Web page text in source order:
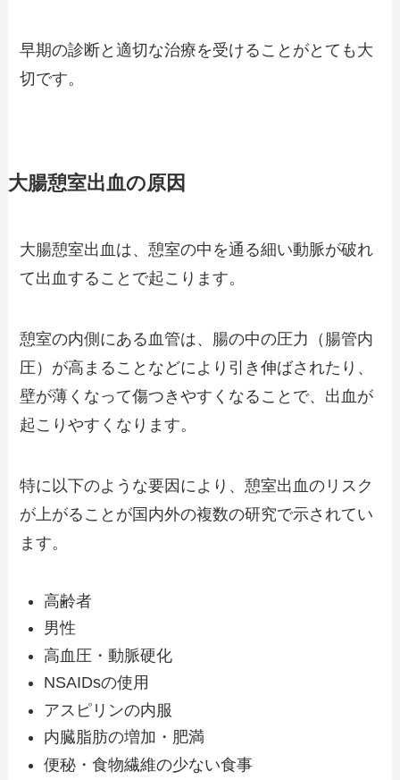
早期の診断と適切な治療を受けることがとても大
切です。
大腸憩室出血の原因
大腸憩室出血は、憩室の中を通る細い動脈が破れ
て出血することで起こります。
憩室の内側にある血管は、腸の中の圧力（腸管内
圧）が高まることなどにより引き伸ばされたり、
壁が薄くなって傷つきやすくなることで、出血が
起こりやすくなります。
特に以下のような要因により、憩室出血のリスク
が上がることが国内外の複数の研究で示されてい
ます。
高齢者
男性
高血圧・動脈硬化
NSAIDsの使用
アスピリンの内服
内臓脂肪の増加・肥満
便秘・食物繊維の少ない食事